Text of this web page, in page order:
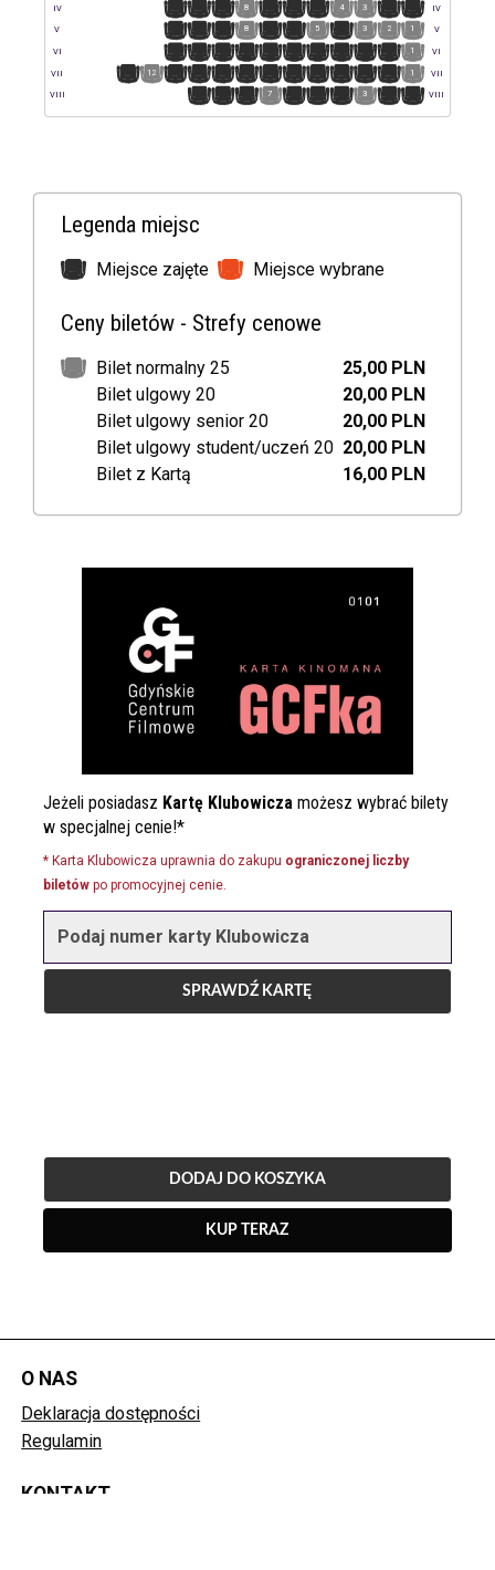
8 4 3
8 5 3 2 1
1
12 1
7 3
IV IV
V V
VI VI
VII VII
VIII VIII
Legenda miejsc
Miejsce zajęte Miejsce wybrane
Ceny biletów - Strefy cenowe
Bilet normalny 25
25,00 PLN
Bilet ulgowy 20
20,00 PLN
Bilet ulgowy senior 20
20,00 PLN
Bilet ulgowy student/uczeń 20 20,00 PLN
Bilet z Kartą
16,00 PLN
Jeżeli posiadasz Kartę Klubowicza możesz wybrać bilety
w specjalnej cenie!*
* Karta Klubowicza uprawnia do zakupu ograniczonej liczby
biletów po promocyjnej cenie.
SPRAWDŹ KARTĘ
DODAJ DO KOSZYKA
KUP TERAZ
O NAS
Deklaracja dostępności()
Regulamin()
KONTAKT